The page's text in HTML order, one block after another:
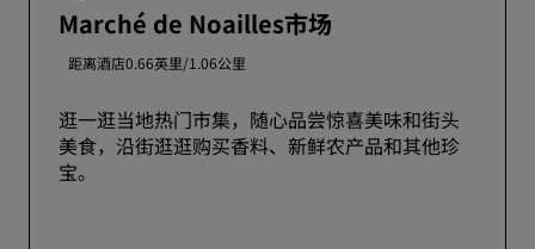
Marché de Noailles市场
距离酒店0.66英里/1.06公里
逛一逛当地热门市集，随心品尝惊喜美味和街头
美食，沿街逛逛购买香料、新鲜农产品和其他珍
宝。